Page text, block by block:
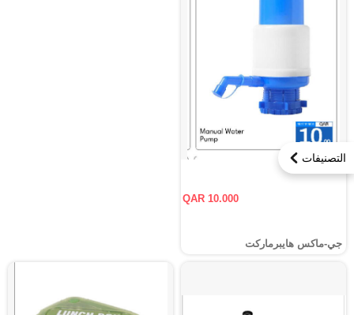
التصنيفات
QAR 10.000
جي-ماكس هايبرماركت